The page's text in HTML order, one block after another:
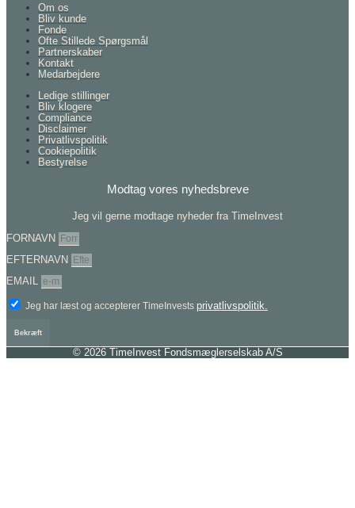
Om os
Bliv kunde
Fonde
Ofte Stillede Spørgsmål
Partnerskaber
Kontakt
Medarbejdere
Ledige stillinger
Bliv klogere
Compliance
Disclaimer
Privatlivspolitik
Cookiepolitik
Bestyrelse
Modtag vores nyhedsbreve
Jeg vil gerne modtage nyheder fra TimeInvest
FORNAVN
EFTERNAVN
EMAIL
Jeg har læst og accepterer TimeInvests privatlivspolitik.
Bekræft
© 2026 TimeInvest Fondsmæglerselskab A/S